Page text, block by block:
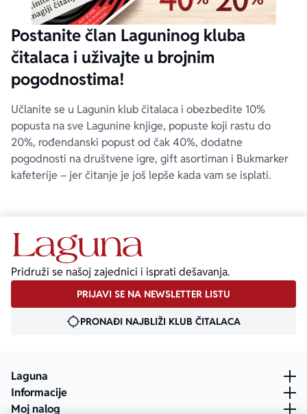
Postanite član Laguninog kluba
čitalaca i uživajte u brojnim
pogodnostima!
Učlanite se u Lagunin klub čitalaca i obezbedite 10%
popusta na sve Lagunine knjige, popuste koji rastu do
20%, rođendanski popust od čak 40%, dodatne
pogodnosti na društvene igre, gift asortiman i Bukmarker
kafeterije – jer čitanje je još lepše kada vam se isplati.
Pridruži se našoj zajednici i isprati dešavanja.
PRIJAVI SE NA NEWSLETTER LISTU
PRONAĐI NAJBLIŽI KLUB ČITALACA
Laguna
Informacije
Moj nalog